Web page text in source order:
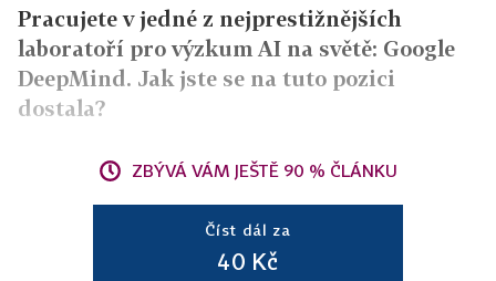
Pracujete v jedné z nejprestižnějších
laboratoří pro výzkum AI na světě: Google
DeepMind. Jak jste se na tuto pozici
dostala?
ZBÝVÁ VÁM JEŠTĚ 90 % ČLÁNKU
Číst dál za
40 Kč